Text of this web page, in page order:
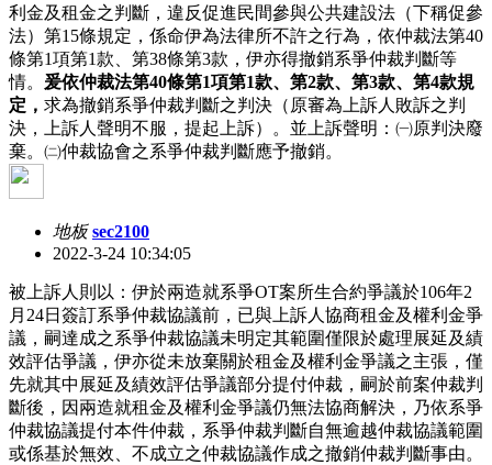
利金及租金之判斷，違反促進民間參與公共建設法（下稱促參
法）第15條規定，係命伊為法律所不許之行為，依仲裁法第40
條第1項第1款、第38條第3款，伊亦得撤銷系爭仲裁判斷等
情。 爰依仲裁法第40條第1項第1款、第2款、第3款、第4款規
定， 求為撤銷系爭仲裁判斷之判決（原審為上訴人敗訴之判
決，上訴人聲明不服，提起上訴）。並上訴聲明：㈠原判決廢
棄。㈡仲裁協會之系爭仲裁判斷應予撤銷。
地板 sec2100
2022-3-24 10:34:05
被上訴人則以：伊於兩造就系爭OT案所生合約爭議於106年2
月24日簽訂系爭仲裁協議前，已與上訴人協商租金及權利金爭
議，嗣達成之系爭仲裁協議未明定其範圍僅限於處理展延及績
效評估爭議，伊亦從未放棄關於租金及權利金爭議之主張，僅
先就其中展延及績效評估爭議部分提付仲裁，嗣於前案仲裁判
斷後，因兩造就租金及權利金爭議仍無法協商解決，乃依系爭
仲裁協議提付本件仲裁，系爭仲裁判斷自無逾越仲裁協議範圍
或係基於無效、不成立之仲裁協議作成之撤銷仲裁判斷事由。